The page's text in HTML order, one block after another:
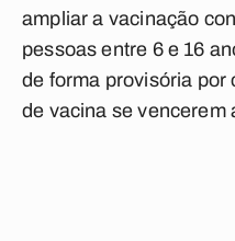
ampliar a vacinação
pessoas entre 6 e 16
de forma provisória por
de vacina se vencerem